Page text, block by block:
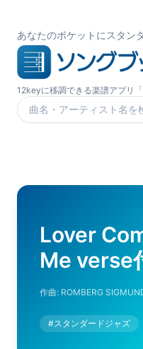
あなたのポケットにスタン
12keyに移調できる楽譜アプリ「
楽曲を検索
Lover
Me verse
作曲: ROMBERG
#スタンダードジャズ